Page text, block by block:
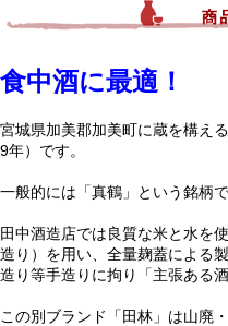
食中酒に最適！
宮城県加美郡加美町に蔵を構え
9年）です。
一般的には「真鶴」という銘柄
田中酒造店では良質な米と水を
造り）を用い、全量麹蓋による
造り等手造りに拘り「主張ある
この別ブランド「田林」は山廃